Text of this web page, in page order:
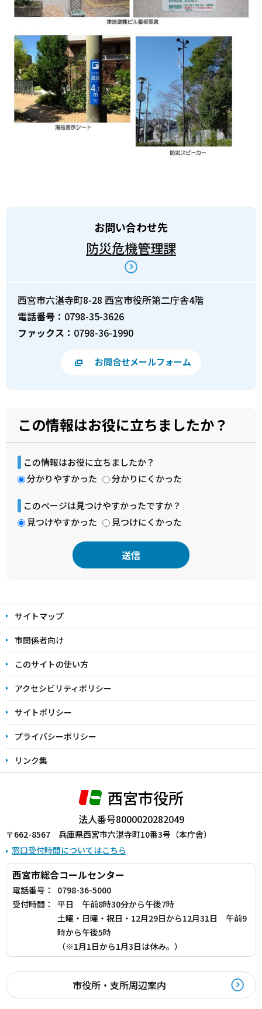
お問い合わせ先
防災危機管理課
西宮市六湛寺町8-28 西宮市役所第二庁舎4階
電話番号： 0798-35-3626
ファックス： 0798-36-1990
お問合せメールフォーム
この情報はお役に立ちましたか？
この情報はお役に立ちましたか？
分かりやすかった
分かりにくかった
このページは見つけやすかったですか？
見つけやすかった
見つけにくかった
文
こ
こ
ま
で
サイトマップ
市関係者向け
このサイトの使い方
アクセシビリティポリシー
サイトポリシー
プライバシーポリシー
リンク集
西宮市役所
法人番号8000020282049
〒662-8567 兵庫県西宮市六湛寺町10番3号（本庁舎）
窓口受付時間についてはこちら
西宮市総合コールセンター
電話番号：
0798-36-5000
受付時間：
平日 午前8時30分から午後7時
土曜・日曜・祝日・12月29日から12月31日 午前9
時から午後5時
（※1月1日から1月3日は休み。）
市役所・支所周辺案内